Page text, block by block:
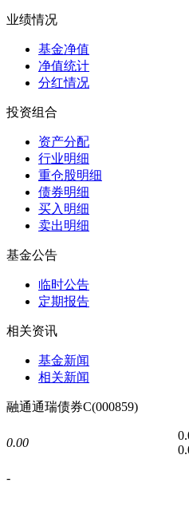
业绩情况
基金净值
净值统计
分红情况
投资组合
资产分配
行业明细
重仓股明细
债券明细
买入明细
卖出明细
基金公告
临时公告
定期报告
相关资讯
基金新闻
相关新闻
融通通瑞债券C(000859)
0.00
-